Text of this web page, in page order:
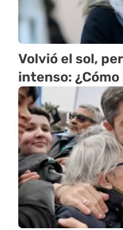
Volvió el sol,
intenso: